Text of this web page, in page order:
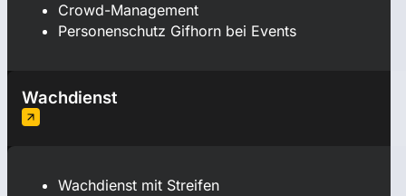
Crowd-Management
Personenschutz Gifhorn bei Events
Wachdienst
Wachdienst mit Streifen